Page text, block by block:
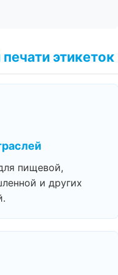
этикеток
пищевой,
и других